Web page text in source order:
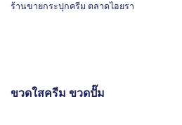
ร้านขายกระปุกครีม ตลาดไอยรา
ขวดใสครีม ขวดปั๊ม